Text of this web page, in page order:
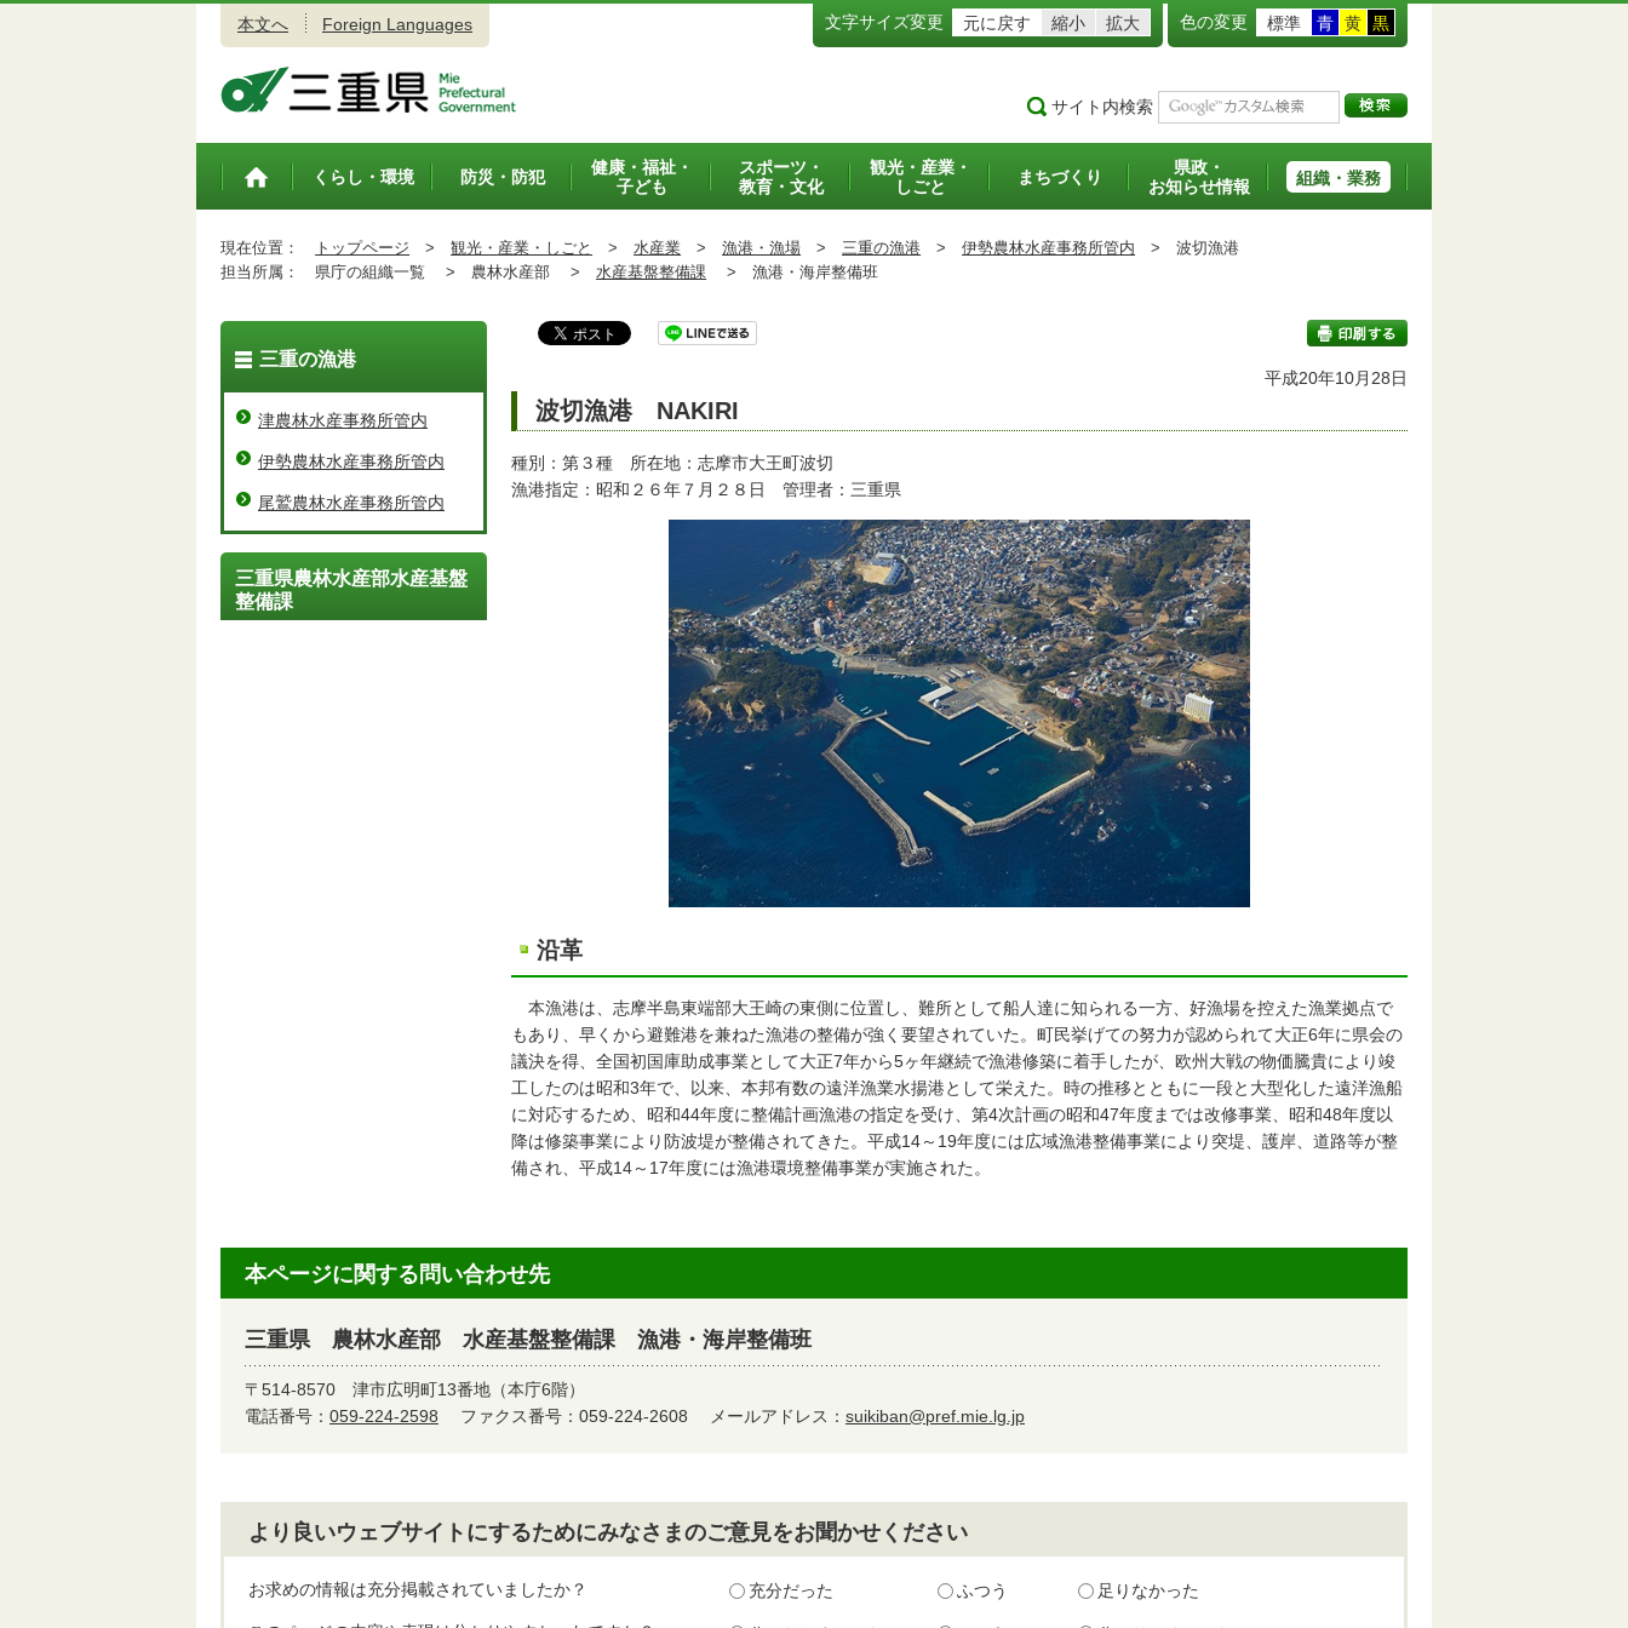
本文へ Foreign Languages 文字サイズ変更 元に戻す 縮小 拡大 色の変更 標準 青 黄 黒
サイト内検索
トップペ
くらし・環境 防災・防犯
健康・福祉・
子ども
スポーツ・
教育・文化
観光・産業・
しごと
まちづくり
県政・
お知らせ情報
組織・業務
現在位置： トップページ > 観光・産業・しごと > 水産業 > 漁港・漁場 > 三重の漁港 > 伊勢農林水産事務所管内 > 波切漁港
担当所属：
県庁の組織一覧 > 農林水産部 > 水産基盤整備課 > 漁港・海岸整備班
印刷する
平成20年10月28日
波切漁港 NAKIRI
種別：第３種 所在地：志摩市大王町波切
漁港指定：昭和２６年７月２８日 管理者：三重県
沿革
本漁港は、志摩半島東端部大王崎の東側に位置し、難所として船人達に知られる一方、好漁場を控えた漁業拠点で
もあり、早くから避難港を兼ねた漁港の整備が強く要望されていた。町民挙げての努力が認められて大正6年に県会の
議決を得、全国初国庫助成事業として大正7年から5ヶ年継続で漁港修築に着手したが、欧州大戦の物価騰貴により竣
工したのは昭和3年で、以来、本邦有数の遠洋漁業水揚港として栄えた。時の推移とともに一段と大型化した遠洋漁船
に対応するため、昭和44年度に整備計画漁港の指定を受け、第4次計画の昭和47年度までは改修事業、昭和48年度以
降は修築事業により防波堤が整備されてきた。平成14～19年度には広域漁港整備事業により突堤、護岸、道路等が整
備され、平成14～17年度には漁港環境整備事業が実施された。
三重の漁港
津農林水産事務所管内
伊勢農林水産事務所管内
尾鷲農林水産事務所管内
三重県農林水産部水産基盤
整備課
本ページに関する問い合わせ先
三重県 農林水産部 水産基盤整備課 漁港・海岸整備班
〒514-8570 津市広明町13番地（本庁6階）
電話番号： 059-224-2598 ファクス番号：059-224-2608 メールアドレス： suikiban@pref.mie.lg.jp
より良いウェブサイトにするためにみなさまのご意見をお聞かせください
お求めの情報は充分掲載されていましたか？ 充分だった ふつう 足りなかった